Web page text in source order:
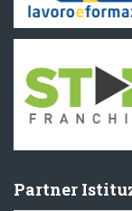
Partner